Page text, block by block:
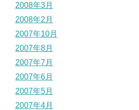
2008年3月
2008年2月
2007年10月
2007年8月
2007年7月
2007年6月
2007年5月
2007年4月